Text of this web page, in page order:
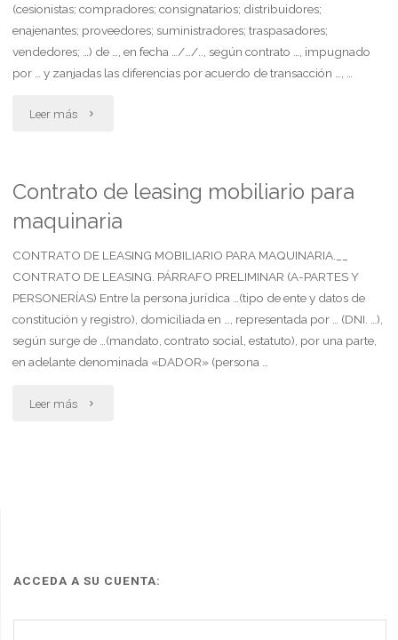
mayorista"
(cesionistas; compradores; consignatarios; distribuidores;
enajenantes; proveedores; suministradores; traspasadores;
vendedores; …) de …, en fecha …/…/.., según contrato …, impugnado
por … y zanjadas las diferencias por acuerdo de transacción …, …
Leer más "Requerido
cláusula
penal
(mora)
reputándola
extinguida"
Contrato de leasing mobiliario para
maquinaria
CONTRATO DE LEASING MOBILIARIO PARA MAQUINARIA.__
CONTRATO DE LEASING. PÁRRAFO PRELIMINAR (A-PARTES Y
PERSONERÍAS) Entre la persona jurídica …(tipo de ente y datos de
constitución y registro), domiciliada en …, representada por … (DNI. …),
según surge de …(mandato, contrato social, estatuto), por una parte,
en adelante denominada «DADOR» (persona …
Leer más "Contrato
maquinaria"
ACCEDA A SU CUENTA: